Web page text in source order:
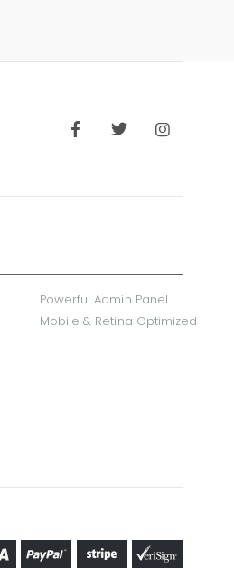
Powerful Admin Panel
Mobile & Retina Optimized